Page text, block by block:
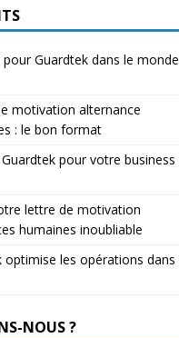
Guardtek dans le monde
motivation alternance
: le bon format
pour votre business
lettre de motivation
humaines inoubliable
les opérations dans
NOUS ?